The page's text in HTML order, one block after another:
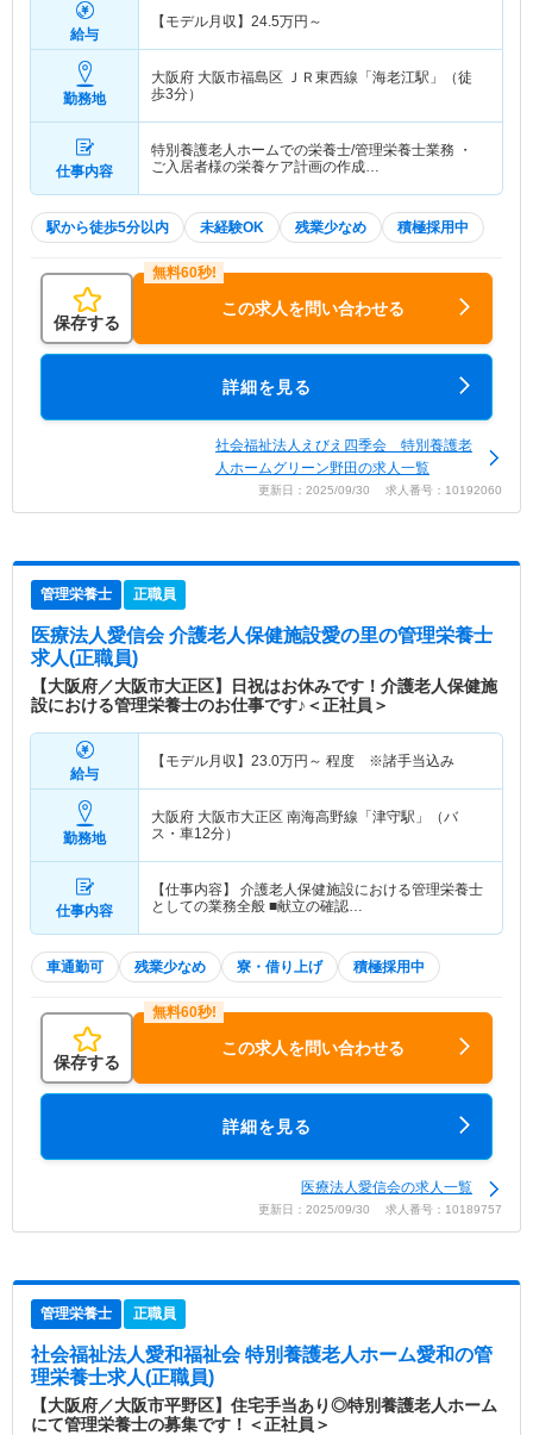
給与
【モデル月収】 24.5万円～
勤務地
大阪府 大阪市福島区 ＪＲ東西線「海老江駅」（徒
歩3分）
仕事内容
特別養護老人ホームでの栄養士/管理栄養士業務 ・
ご入居者様の栄養ケア計画の作成…
駅から徒歩5分以内 未経験OK 残業少なめ 積極採用中
保存する
この求人を問い合わせる
詳細を見る
社会福祉法人えびえ四季会 特別養護老
人ホームグリーン野田の求人一覧
更新日：2025/09/30 求人番号：10192060
管理栄養士 正職員
医療法人愛信会 介護老人保健施設愛の里の管理栄養士
求人(正職員)
【大阪府／大阪市大正区】日祝はお休みです！介護老人保健施
設における管理栄養士のお仕事です♪＜正社員＞
給与
【モデル月収】 23.0万円～ 程度 ※諸手当込み
勤務地
大阪府 大阪市大正区 南海高野線「津守駅」（バ
ス・車12分）
仕事内容
【仕事内容】 介護老人保健施設における管理栄養士
としての業務全般 ■献立の確認…
車通勤可 残業少なめ 寮・借り上げ 積極採用中
保存する
この求人を問い合わせる
詳細を見る
医療法人愛信会の求人一覧
更新日：2025/09/30 求人番号：10189757
管理栄養士 正職員
社会福祉法人愛和福祉会 特別養護老人ホーム愛和の管
理栄養士求人(正職員)
【大阪府／大阪市平野区】住宅手当あり◎特別養護老人ホーム
にて管理栄養士の募集です！＜正社員＞